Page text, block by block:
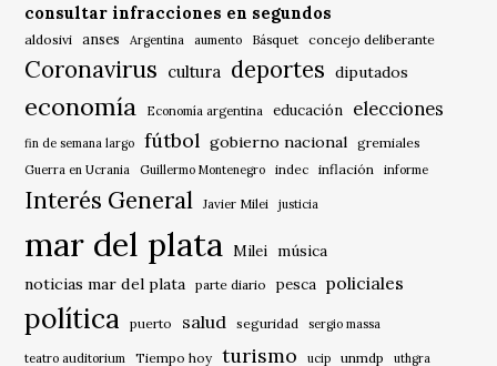
consultar infracciones en segundos
aldosivi anses Argentina aumento Básquet concejo deliberante
Coronavirus cultura deportes diputados
economía Economía argentina educación elecciones
fin de semana largo fútbol gobierno nacional gremiales
Guerra en Ucrania Guillermo Montenegro indec inflación informe
Interés General Javier Milei justicia
mar del plata Milei música
noticias mar del plata
parte diario pesca policiales
política puerto salud seguridad sergio massa
teatro auditorium Tiempo hoy turismo ucip unmdp uthgra